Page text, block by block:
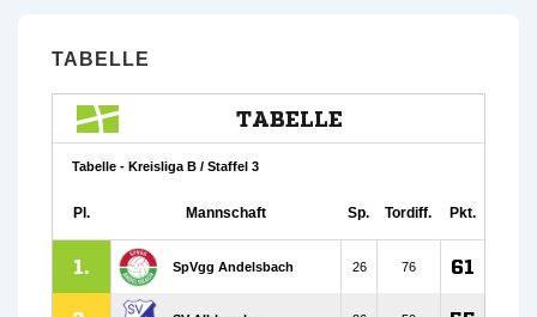
TABELLE